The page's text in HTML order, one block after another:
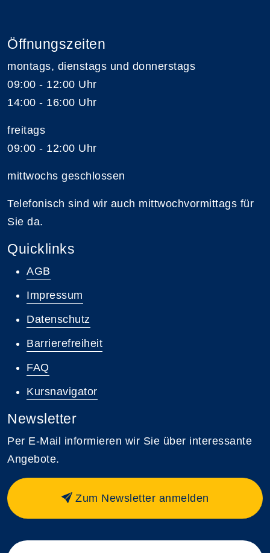
Öffnungszeiten
montags, dienstags und donnerstags
09:00 - 12:00 Uhr
14:00 - 16:00 Uhr
freitags
09:00 - 12:00 Uhr
mittwochs geschlossen
Telefonisch sind wir auch mittwochvormittags für
Sie da.
Quicklinks
AGB
Impressum
Datenschutz
Barrierefreiheit
FAQ
Kursnavigator
Newsletter
Per E-Mail informieren wir Sie über interessante
Angebote.
Zum Newsletter anmelden